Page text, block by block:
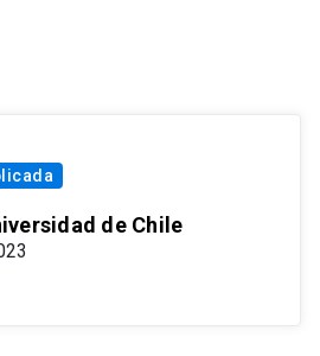
de Chile